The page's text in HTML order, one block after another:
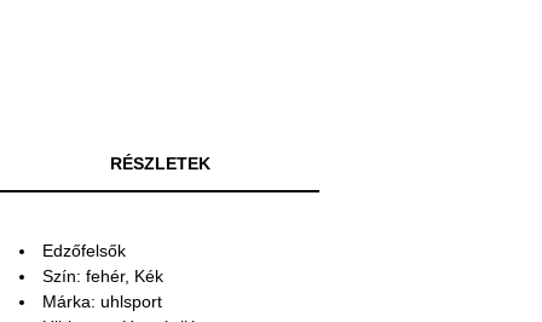
RÉSZLETEK
Edzőfelsők
Szín: fehér, Kék
Márka: uhlsport